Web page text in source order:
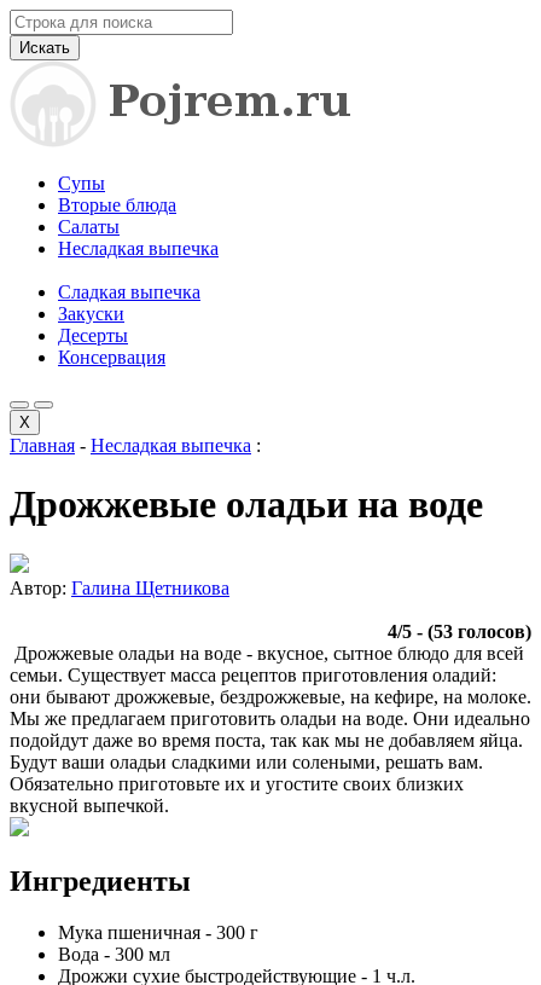
Искать
Супы
Вторые блюда
Салаты
Несладкая выпечка
Сладкая выпечка
Закуски
Десерты
Консервация
X
Главная - Несладкая выпечка :
Дрожжевые оладьи на воде
Автор: Галина Щетникова
4/5 - (53 голосов)
Дрожжевые оладьи на воде - вкусное, сытное блюдо для всей
семьи. Существует масса рецептов приготовления оладий:
они бывают дрожжевые, бездрожжевые, на кефире, на молоке.
Мы же предлагаем приготовить оладьи на воде. Они идеально
подойдут даже во время поста, так как мы не добавляем яйца.
Будут ваши оладьи сладкими или солеными, решать вам.
Обязательно приготовьте их и угостите своих близких
вкусной выпечкой.
Ингредиенты
Мука пшеничная - 300 г
Вода - 300 мл
Дрожжи сухие быстродействующие - 1 ч.л.